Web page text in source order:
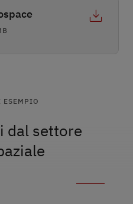
dal settore